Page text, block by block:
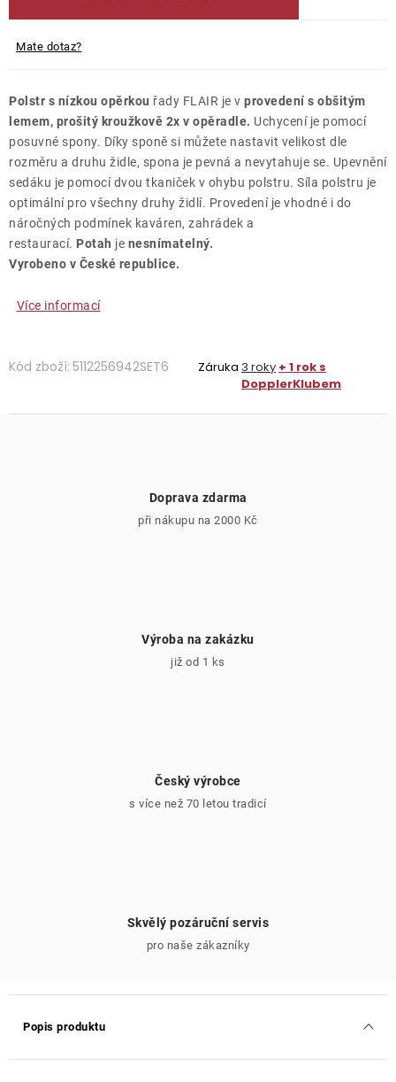
Mate dotaz?
Polstr s nízkou opěrkou řady FLAIR je v provedení s obšitým
lemem, prošitý kroužkově 2x v opěradle. Uchycení je pomocí
posuvné spony. Díky sponě si můžete nastavit velikost dle
rozměru a druhu židle, spona je pevná a nevytahuje se. Upevnění
sedáku je pomocí dvou tkaniček v ohybu polstru. Síla polstru je
optimální pro všechny druhy židlí. Provedení je vhodné i do
náročných podmínek kaváren, zahrádek a
restaurací. Potah je nesnímatelný.
Vyrobeno v České republice.
Více informací
Kód zboží: 5112256942SET6 Záruka 3 roky + 1 rok s
DopplerKlubem
Doprava zdarma
při nákupu na 2000 Kč
Výroba na zakázku
již od 1 ks
Český výrobce
s více než 70 letou tradicí
Skvělý pozáruční servis
pro naše zákazníky
Popis produktu